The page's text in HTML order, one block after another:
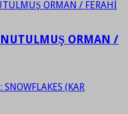
ORMAN /